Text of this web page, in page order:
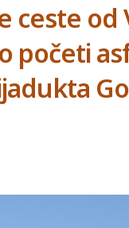
ceste od
početi